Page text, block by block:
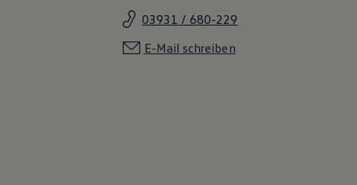
03931 / 680-229
E-Mail schreiben